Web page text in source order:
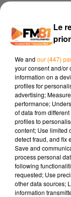
BOUT DU PONT DE
Le Secours
événement
de Bout-du-Pont-
Au programme :
d’animations
bénéfices de
Secours
aux sinistrés de
Pour 18 € (ou 20
participants
de : apéritif offert,
Le
We and our (447)
your consent and/or
information on a
profiles for
advertising;
performance;
of data from
profiles to
content; Use limited
detect fraud, and fix
Save and
process personal
following
requested; Use
other data sources;
information